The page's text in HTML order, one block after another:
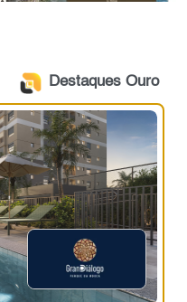
Destaques Ouro